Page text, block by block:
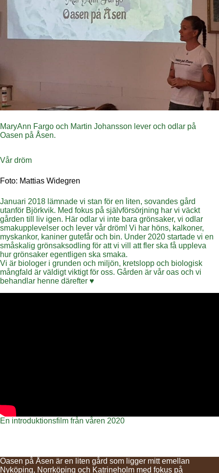
MaryAnn Fargo och Martin Johansson lever och odlar på
Oasen på Åsen.
Vår dröm
Foto: Mattias Widegren
Januari 2018 lämnade vi stan för en liten, sovandes gård
utanför Björkvik. Med fokus på självförsörjning har vi väckt
gården till liv igen. Här odlar vi inte bara grönsaker, vi odlar
smakupplevelser och lever vår dröm! Vi har höns, kalkoner,
myskankor, kaniner gutefår och bin. Under 2020 startade vi en
småskalig grönsaksodling för att vi vill att fler ska få uppleva
hur grönsaker egentligen ska smaka.
Vi är biologer i grunden och miljön, kretslopp och biologisk
mångfald är väldigt viktigt för oss. Gården är vår oas och vi
behandlar henne därefter ♥
En introduktionsfilm från våren 2020
Oasen på Åsen är en liten gård som ligger mitt emellan
Nyköping, Norrköping och Katrineholm med fokus på